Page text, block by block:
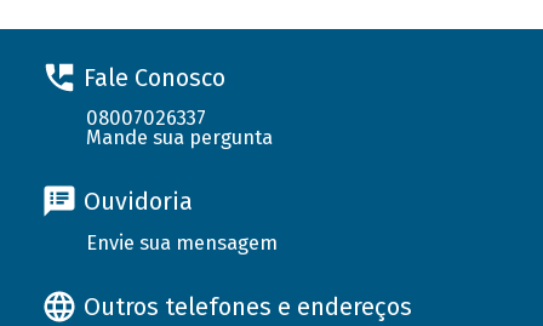
Fale Conosco
08007026337
Mande sua pergunta
Ouvidoria
Envie sua mensagem
Outros telefones e endereços